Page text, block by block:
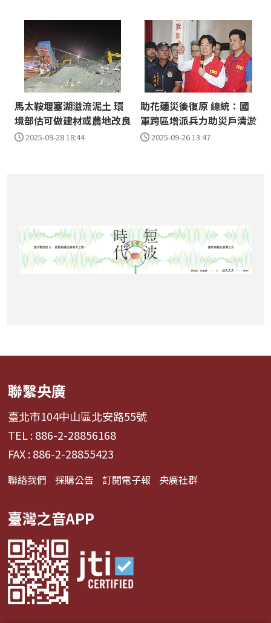
馬太鞍堰塞湖溢流泥土 環
境部估可做建材或農地改良
2025-09-28 18:44
助花蓮災後復原 總統：國
軍跨區增派兵力助災戶清淤
2025-09-26 13:47
聯繫央廣
臺北市104中山區北安路55號
TEL : 886-2-28856168
FAX : 886-2-28855423
聯絡我們 採購公告 訂閱電子報 央廣社群
臺灣之音APP